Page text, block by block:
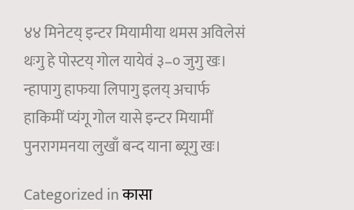
४४ मिनेटय् इन्टर मियामीया थमस अविलेसं
थःगु हे पोस्टय् गोल यायेवं ३–० जुगु खः।
न्हापागु हाफया लिपागु इलय् अचार्फ
हाकिमीं प्यंगू गोल यासे इन्टर मियामीं
पुनरागमनया लुखाँ बन्द याना ब्यूगु खः।
Categorized inकासा